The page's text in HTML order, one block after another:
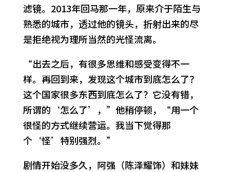
滤镜。2013年回马那一年，原来介于陌生与
熟悉的城市，透过他的镜头，折射出来的尽
是拒绝视为理所当然的光怪流离。
“出去之后，有很多思维和感受变得不一
样。再回到来，发现这个城市到底怎么了？
这个国家很多东西到底怎么了？它没有错，
所谓的‘怎么了’，”他稍停顿，“用一个
很怪的方式继续营运。我当下觉得那
个‘怪’特别强烈。”
剧情开始没多久，阿强（陈泽耀饰）和妹妹